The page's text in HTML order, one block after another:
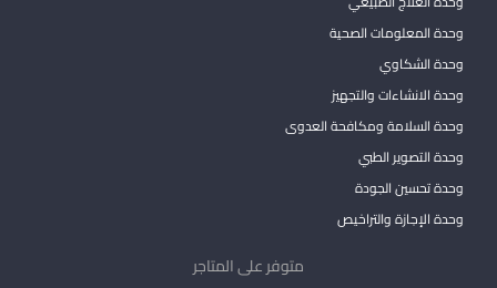
وحدة المعلومات الصحية
وحدة الشكاوي
وحدة الانشاءات والتجهيز
وحدة السلامة ومكافحة العدوى
وحدة التصوير الطبي
وحدة تحسين الجودة
وحدة الإجازة والتراخيص
متوفر على المتاجر